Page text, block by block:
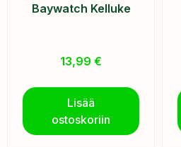
Baywatch Kelluke
13,99 €
Lisää
ostoskoriin